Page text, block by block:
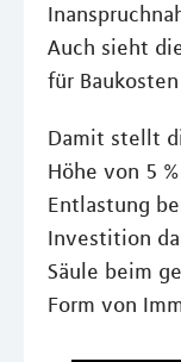
Auch sieht
für
Damit stellt
Höhe von 5
Entlastung
Investition
Säule beim
Form von